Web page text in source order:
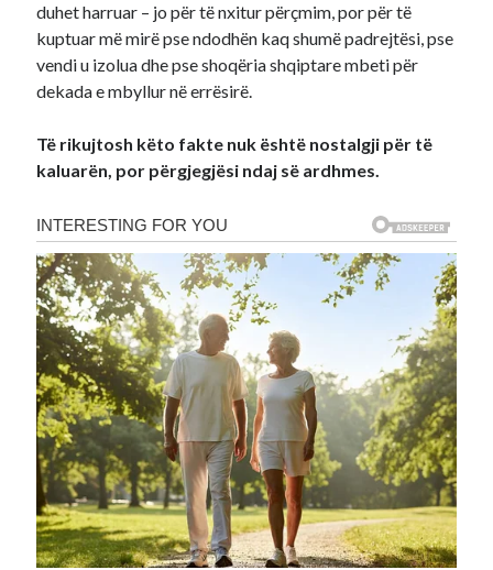
duhet harruar – jo për të nxitur përçmim, por për të
kuptuar më mirë pse ndodhën kaq shumë padrejtësi, pse
vendi u izolua dhe pse shoqëria shqiptare mbeti për
dekada e mbyllur në errësirë.
Të rikujtosh këto fakte nuk është nostalgji për të
kaluarën, por përgjegjësi ndaj së ardhmes.